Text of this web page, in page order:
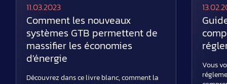
11.03.2023
Comment les nouveaux
systèmes GTB permettent de
massifier les économies
d'énergie
Découvrez dans ce livre blanc, comment la
Vous